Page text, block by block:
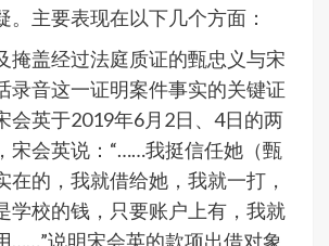
。主要表现在以下几个方面：
掩盖经过法庭质证的甄忠义与宋
录音这一证明案件事实的关键证
会英于2019年6月2日、4日的两
宋会英说：“……我挺信任她（甄
在的，我就借给她，我就一打，
学校的钱，只要账户上有，我就
……”说明宋会英的款项出借对象